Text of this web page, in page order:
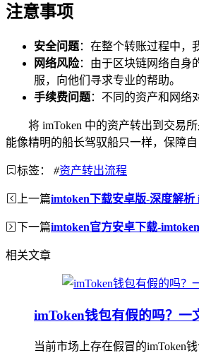
注意事项
安全问题：在整个转账过程中，
网络风险：由于区块链网络自身
服，向他们寻求专业的帮助。
手续费问题：不同的资产和网络
将 imToken 中的资产转出到交易
能像精明的船长驾驭船只一样，保障
标签： #资产转出流程
上一篇imtoken下载安卓版-深度解
下一篇imtoken官方安卓下载-
相关文章
imToken钱包有假的吗？一
当前市场上存在假冒的imToken